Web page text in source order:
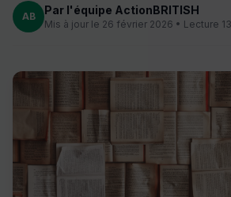
AB Par l'équipe ActionBRITISH
Mis à jour le 26 février 2026 • Lecture